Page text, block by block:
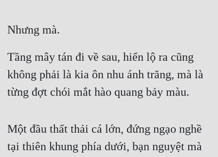
Nhưng mà.
Tầng mây tán đi về sau, hiển lộ ra cũng
không phải là kia ôn nhu ánh trăng, mà là
từng đợt chói mắt hào quang bảy màu.
Một đầu thất thải cá lớn, đứng ngạo nghề
tại thiên khung phía dưới, bạn nguyệt mà